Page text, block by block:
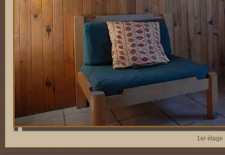
1er étage